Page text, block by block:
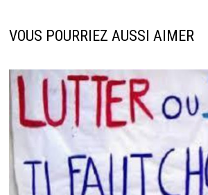
VOUS POURRIEZ AUSSI AIMER